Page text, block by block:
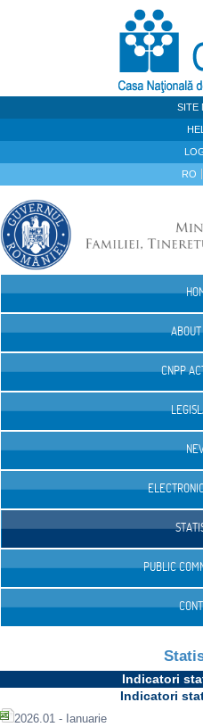
SITE
RO
CNPP
PUBLIC
Indicatori
Indicatori
2026.01 - Ianuarie